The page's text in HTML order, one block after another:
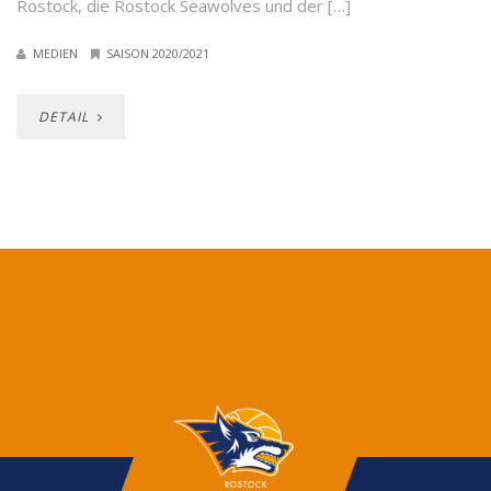
Rostock, die Rostock Seawolves und der […]
MEDIEN SAISON 2020/2021
DETAIL